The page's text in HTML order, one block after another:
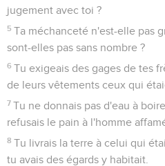
jugement avec toi ?
5 Ta méchanceté n'est-elle pas
sont-elles pas sans nombre ?
6 Tu exigeais des gages de tes
de leurs vêtements ceux qui
7 Tu ne donnais pas d'eau à
refusais le pain à l'homme
8 Tu livrais la terre à celui qui
tu avais des égards y habitait.